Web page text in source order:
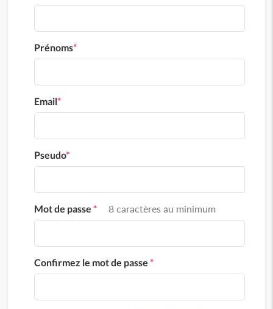
Prénoms*
Email*
Pseudo*
Mot de passe * 8 caractères au minimum
Confirmez le mot de passe *